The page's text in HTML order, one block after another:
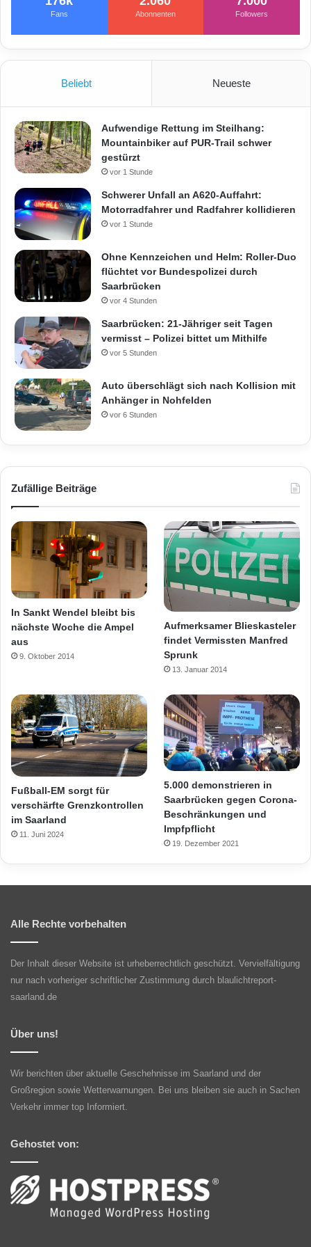
Fans Abonnenten Followers
Beliebt Neueste
Aufwendige Rettung im Steilhang:
Mountainbiker auf PUR-Trail schwer
gestürzt
vor 1 Stunde
Schwerer Unfall an A620-Auffahrt:
Motorradfahrer und Radfahrer kollidieren
vor 1 Stunde
Ohne Kennzeichen und Helm: Roller-Duo
flüchtet vor Bundespolizei durch
Saarbrücken
vor 4 Stunden
Saarbrücken: 21-Jähriger seit Tagen
vermisst – Polizei bittet um Mithilfe
vor 5 Stunden
Auto überschlägt sich nach Kollision mit
Anhänger in Nohfelden
vor 6 Stunden
Zufällige Beiträge
In Sankt Wendel bleibt bis
nächste Woche die Ampel
aus
9. Oktober 2014
Aufmerksamer Blieskasteler
findet Vermissten Manfred
Sprunk
13. Januar 2014
Fußball-EM sorgt für
verschärfte Grenzkontrollen
im Saarland
11. Juni 2024
5.000 demonstrieren in
Saarbrücken gegen Corona-
Beschränkungen und
Impfpflicht
19. Dezember 2021
Alle Rechte vorbehalten
Der Inhalt dieser Website ist urheberrechtlich geschützt. Vervielfältigung
nur nach vorheriger schriftlicher Zustimmung durch blaulichtreport-
saarland.de
Über uns!
Wir berichten über aktuelle Geschehnisse im Saarland und der
Großregion sowie Wetterwarnungen. Bei uns bleiben sie auch in Sachen
Verkehr immer top Informiert.
Gehostet von: